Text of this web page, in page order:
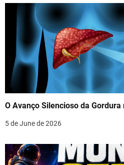
O Avanço Silencioso da Gordura
5 de June de 2026